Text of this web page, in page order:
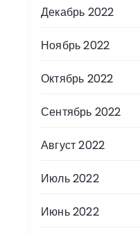
Декабрь 2022
Ноябрь 2022
Октябрь 2022
Сентябрь 2022
Август 2022
Июль 2022
Июнь 2022